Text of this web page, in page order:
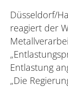
Düsseldorf/
reagiert der
Entlastung
„Die